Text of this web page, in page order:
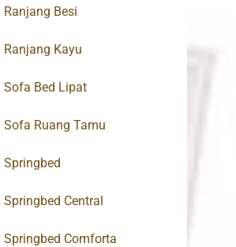
Ranjang Besi
Ranjang Kayu
Sofa Bed Lipat
Sofa Ruang Tamu
Springbed
Springbed Central
Springbed Comforta